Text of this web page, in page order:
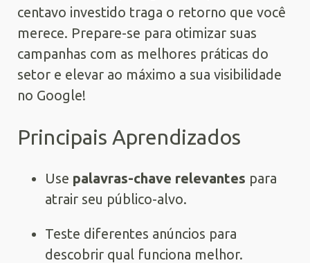
centavo investido traga o retorno que você
merece. Prepare-se para otimizar suas
campanhas com as melhores práticas do
setor e elevar ao máximo a sua visibilidade
no Google!
Principais Aprendizados
Use palavras-chave relevantes para
atrair seu público-alvo.
Teste diferentes anúncios para
descobrir qual funciona melhor.